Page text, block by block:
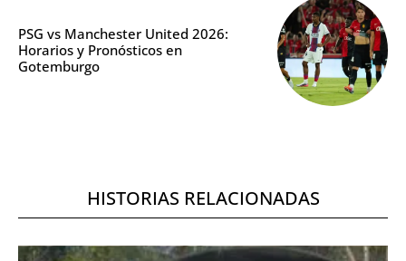
PSG vs Manchester United 2026:
Horarios y Pronósticos en
Gotemburgo
HISTORIAS RELACIONADAS